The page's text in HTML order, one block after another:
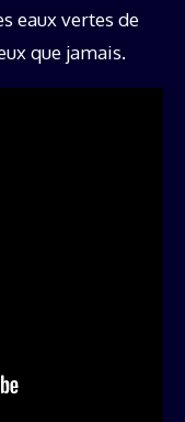
eaux vertes de
que jamais.